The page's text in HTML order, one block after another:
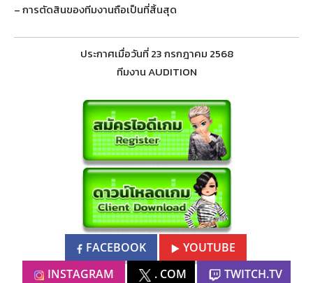
– การตัดสินของทีมงานถือเป็นที่สิ้นสุด
ประกาศเมื่อวันที่ 23 กรกฎาคม 2568
ทีมงาน AUDITION
FACEBOOK
YOUTUBE
INSTAGRAM
. COM TWITCH.TV